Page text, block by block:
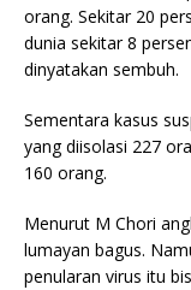
orang. Sekitar 20
dunia sekitar 8
dinyatakan sembuh.
Sementara kasus
yang diisolasi 227
160 orang.
Menurut M Chori
lumayan bagus.
penularan virus itu